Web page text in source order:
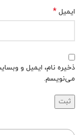
ایمیل *
ذخیره نام، ایمیل و
می‌نویسم.